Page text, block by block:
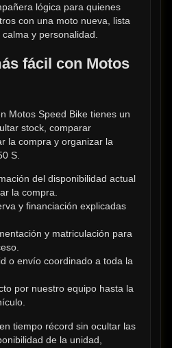
lógica para quienes
con una moto nueva, lista
y personalidad.
fácil con Motos
Motos Speed Bike tienes un
stock, comparar
la compra y organizar la
S.
del disponibilidad actual
la compra.
y financiación explicadas
y matriculación para
o envío coordinado a toda la
por nuestro equipo hasta la
tiempo récord sin ocultar las
de la unidad,